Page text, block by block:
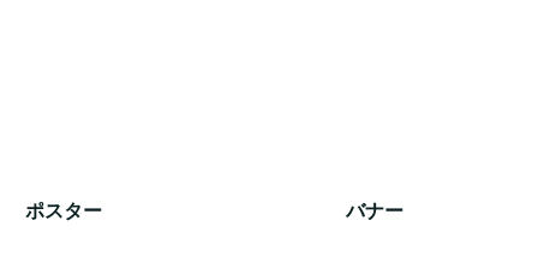
ポスター バナー